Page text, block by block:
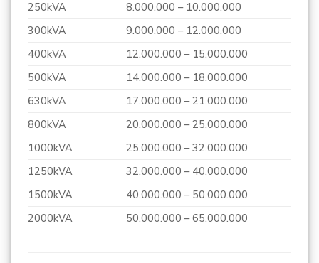
250kVA
8.000.000 – 10.000.000
300kVA
9.000.000 – 12.000.000
400kVA
12.000.000 – 15.000.000
500kVA
14.000.000 – 18.000.000
630kVA
17.000.000 – 21.000.000
800kVA
20.000.000 – 25.000.000
1000kVA
25.000.000 – 32.000.000
1250kVA
32.000.000 – 40.000.000
1500kVA
40.000.000 – 50.000.000
2000kVA
50.000.000 – 65.000.000